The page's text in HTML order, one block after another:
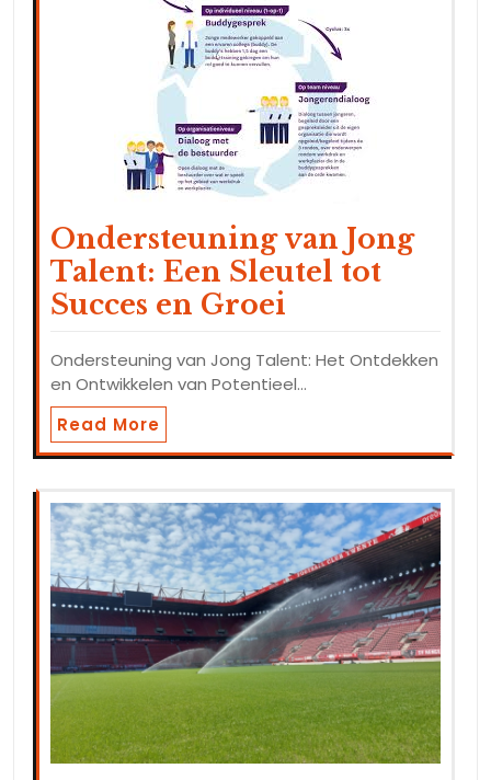
Ondersteuning van Jong
Talent: Een Sleutel tot
Succes en Groei
Ondersteuning van Jong Talent: Het Ontdekken
en Ontwikkelen van Potentieel…
Read More